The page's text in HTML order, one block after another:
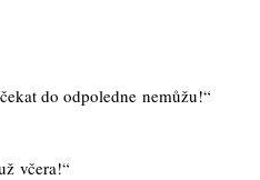
do odpoledne nemůžu!“
včera!“